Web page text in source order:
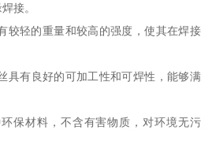
接。
较轻的重量和较高的强度，使其在焊接
具有良好的可加工性和可焊性，能够满
保材料，不含有害物质，对环境无污